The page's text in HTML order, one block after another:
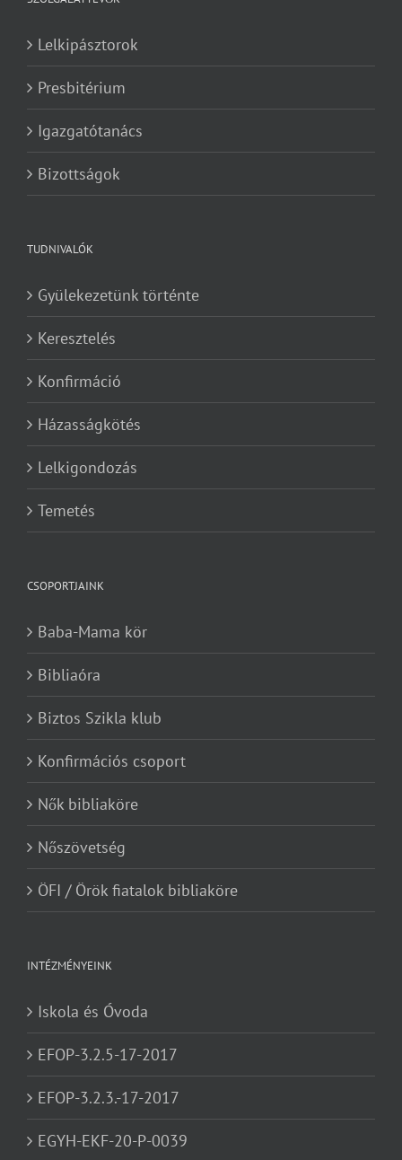
Lelkipásztorok
Presbitérium
Igazgatótanács
Bizottságok
TUDNIVALÓK
Gyülekezetünk történte
Keresztelés
Konfirmáció
Házasságkötés
Lelkigondozás
Temetés
CSOPORTJAINK
Baba-Mama kör
Bibliaóra
Biztos Szikla klub
Konfirmációs csoport
Nők bibliaköre
Nőszövetség
ÖFI / Örök fiatalok bibliaköre
INTÉZMÉNYEINK
Iskola és Óvoda
EFOP-3.2.5-17-2017
EFOP-3.2.3.-17-2017
EGYH-EKF-20-P-0039